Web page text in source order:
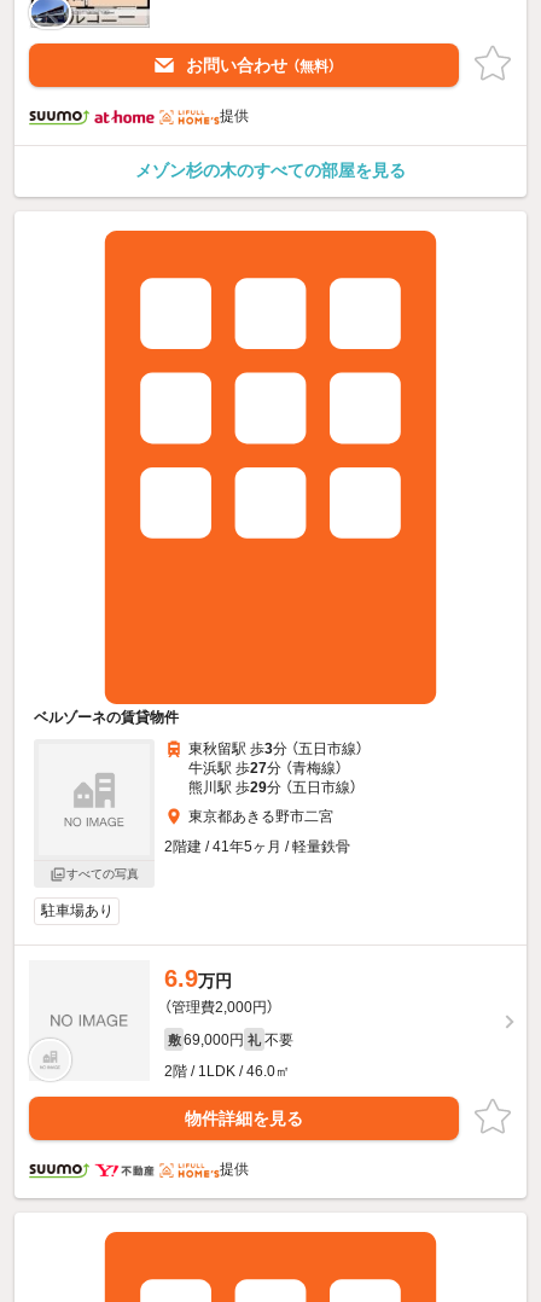
お問い合わせ （無料）
提供
メゾン杉の木のすべての部屋を見る
ベルゾーネの賃貸物件
すべての写真
東秋留駅 歩3分 （五日市線）
牛浜駅 歩27分 （青梅線）
熊川駅 歩29分 （五日市線）
東京都あきる野市二宮
2階建 / 41年5ヶ月 / 軽量鉄骨
駐車場あり
6.9万円
（管理費2,000円）
敷 69,000円 礼 不要
2階 / 1LDK / 46.0㎡
物件詳細を見る
提供